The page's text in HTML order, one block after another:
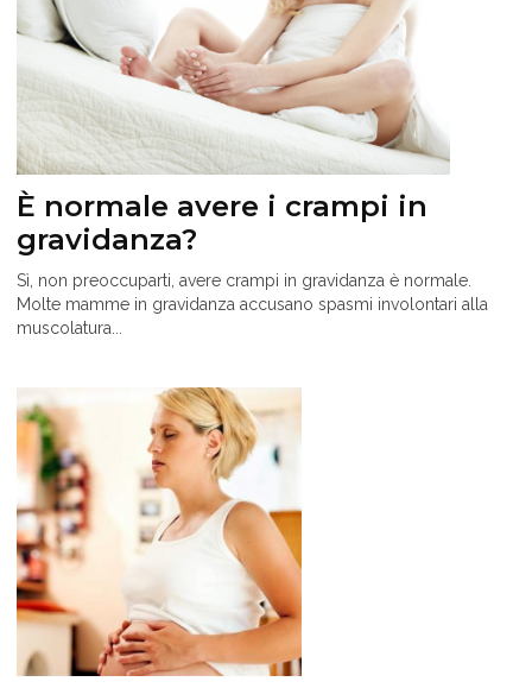
È normale avere i crampi in
gravidanza?
Sì, non preoccuparti, avere crampi in gravidanza è normale.
Molte mamme in gravidanza accusano spasmi involontari alla
muscolatura...